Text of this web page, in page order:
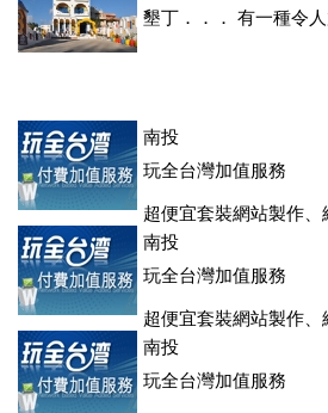
墾丁．．． 有一種令
南投
玩全台灣加值服務
超便宜套裝網站製作、
登、訂房系統、客房委託旅行社銷售，
南投
玩全台灣加值服務
超便宜套裝網站製作、
登、訂房系統、客房委託旅行社銷售，
南投
玩全台灣加值服務